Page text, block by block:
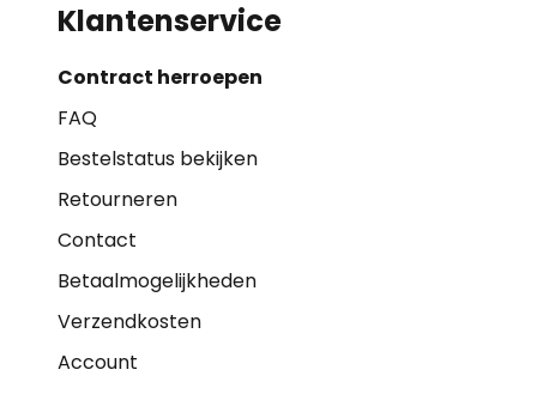
Klantenservice
Contract herroepen
FAQ
Bestelstatus bekijken
Retourneren
Contact
Betaalmogelijkheden
Verzendkosten
Account